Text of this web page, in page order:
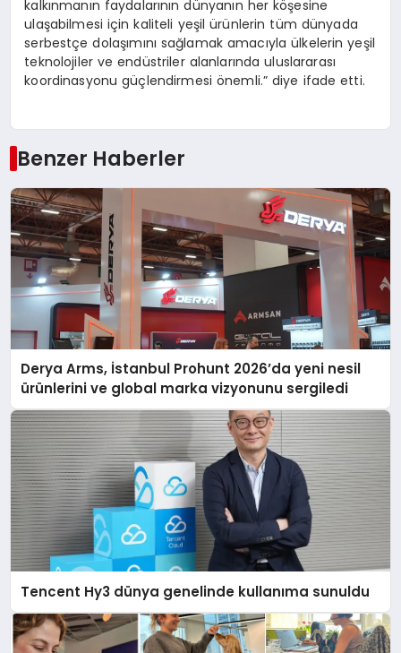
kalkınmanın faydalarının dünyanın her köşesine
ulaşabilmesi için kaliteli yeşil ürünlerin tüm dünyada
serbestçe dolaşımını sağlamak amacıyla ülkelerin yeşil
teknolojiler ve endüstriler alanlarında uluslararası
koordinasyonu güçlendirmesi önemli.” diye ifade etti.
Benzer Haberler
Derya Arms, İstanbul Prohunt 2026’da yeni nesil
ürünlerini ve global marka vizyonunu sergiledi
Tencent Hy3 dünya genelinde kullanıma sunuldu